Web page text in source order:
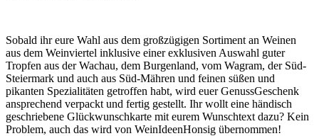
Sobald ihr eure Wahl aus dem großzügigen Sortiment an Weinen
aus dem Weinviertel inklusive einer exklusiven Auswahl guter
Tropfen aus der Wachau, dem Burgenland, vom Wagram, der Süd-
Steiermark und auch aus Süd-Mähren und feinen süßen und
pikanten Spezialitäten getroffen habt, wird euer GenussGeschenk
ansprechend verpackt und fertig gestellt. Ihr wollt eine händisch
geschriebene Glückwunschkarte mit eurem Wunschtext dazu? Kein
Problem, auch das wird von WeinIdeenHonsig übernommen!